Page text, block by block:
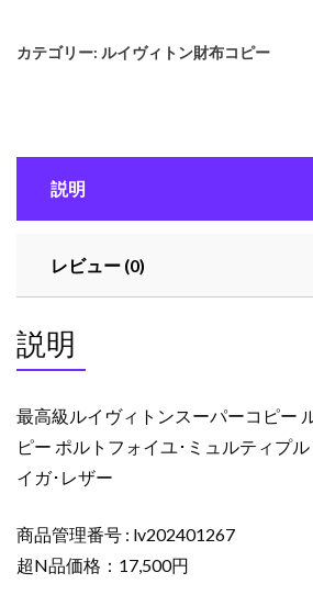
イ
ン
ー
コ
ー
ル
ヴ
ィ
ト
財
布
カテゴリー: ルイヴィトン財布コピー
説明
レビュー (0)
説明
最高級ルイヴィトンスーパーコピー
ピー ポルトフォイユ･ミュルティプ
イガ･レザー
商品管理番号 : lv202401267
超N品価格：17,500円